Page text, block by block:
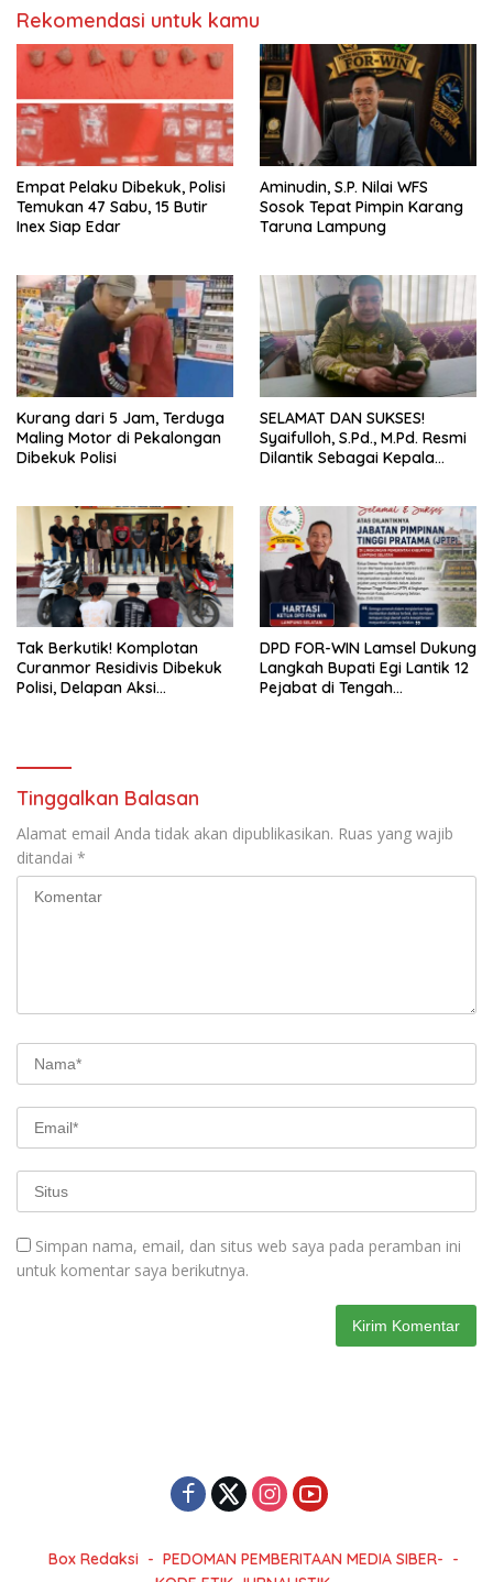
Rekomendasi untuk kamu
Empat Pelaku Dibekuk, Polisi
Temukan 47 Sabu, 15 Butir
Inex Siap Edar
Aminudin, S.P. Nilai WFS
Sosok Tepat Pimpin Karang
Taruna Lampung
Kurang dari 5 Jam, Terduga
Maling Motor di Pekalongan
Dibekuk Polisi
SELAMAT DAN SUKSES!
Syaifulloh, S.Pd., M.Pd. Resmi
Dilantik Sebagai Kepala
Tak Berkutik! Komplotan
Curanmor Residivis Dibekuk
Polisi, Delapan Aksi
DPD FOR-WIN Lamsel Dukung
Langkah Bupati Egi Lantik 12
Pejabat di Tengah
Tinggalkan Balasan
Alamat email Anda tidak akan dipublikasikan. Ruas yang wajib
ditandai *
Simpan nama, email, dan situs web saya pada peramban ini
untuk komentar saya berikutnya.
Box Redaksi
PEDOMAN PEMBERITAAN MEDIA SIBER-